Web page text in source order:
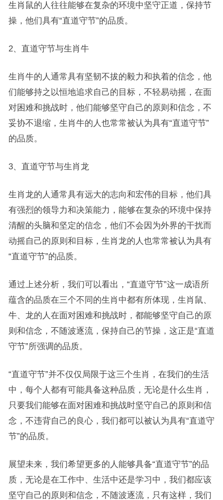
生肖鼠的人往往能够在复杂的环境中坚守正道，保持节
操，他们具有“直道守节”的品质。
2、直道守节与生肖牛
生肖牛的人通常具有坚韧不拔的毅力和执着的信念，他
们能够持之以恒地追求自己的目标，不轻易动摇，在面
对困难和挑战时，他们能够坚守自己的原则和信念，不
妥协不退缩，生肖牛的人也常常被认为具有“直道守节”
的品质。
3、直道守节与生肖龙
生肖龙的人通常具有远大的志向和宏伟的目标，他们具
有强烈的领导力和决策能力，能够在复杂的环境中保持
清醒的头脑和坚定的信念，他们不会因为外界的干扰而
动摇自己的原则和目标，生肖龙的人也常常被认为具有
“直道守节”的品质。
通过上述分析，我们可以看出，“直道守节”这一成语所
蕴含的品质在三个不同的生肖中都有所体现，生肖鼠、
牛、龙的人在面对困难和挑战时，都能够坚守自己的原
则和信念，不随波逐流，保持自己的节操，这正是“直道
守节”所强调的品质。
“直道守节”并不仅仅局限于这三个生肖，在我们的生活
中，每个人都有可能具备这种品质，无论是什么生肖，
只要我们能够在面对困难和挑战时坚守自己的原则和信
念，不违背自己的良心，我们都可以被认为具有“直道守
节”的品质。
展望未来，我们希望更多的人能够具备“直道守节”的品
质，无论是在工作中、生活中还是学习中，我们都应该
坚守自己的原则和信念，不随波逐流，只有这样，我们